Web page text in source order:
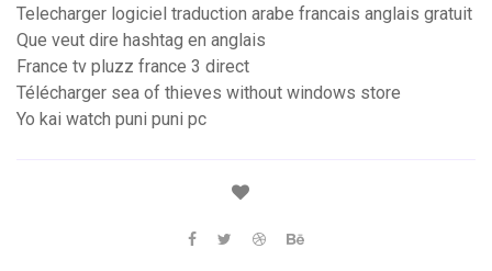
Telecharger logiciel traduction arabe francais anglais gratuit
Que veut dire hashtag en anglais
France tv pluzz france 3 direct
Télécharger sea of thieves without windows store
Yo kai watch puni puni pc